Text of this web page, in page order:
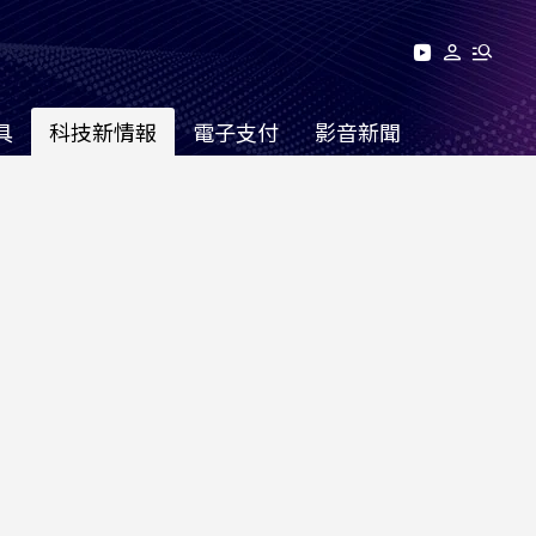
科技新情報 電子支付 影音新聞